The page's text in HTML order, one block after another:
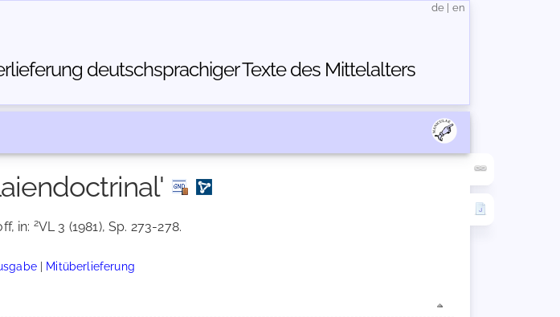
deutschsprachiger Texte des Mittelalters
de en
in: 2VL 3 (1981), Sp. 273-278.
| Mitüberlieferung